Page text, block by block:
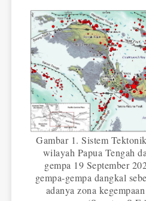
Gambar 1. Sistem
wilayah Papua Tengah
gempa 19 September
gempa-gempa dangkal
adanya zona